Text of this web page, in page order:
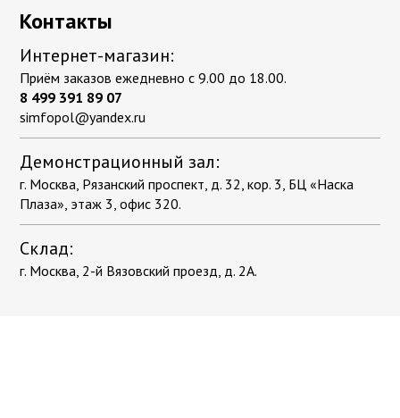
Контакты
Интернет-магазин:
Приём заказов ежедневно с 9.00 до 18.00.
8 499 391 89 07
simfopol@yandex.ru
Демонстрационный зал:
г. Москва, Рязанский проспект, д. 32, кор. 3, БЦ «Наска
Плаза», этаж 3, офис 320.
Склад:
г. Москва, 2-й Вязовский проезд, д. 2А.